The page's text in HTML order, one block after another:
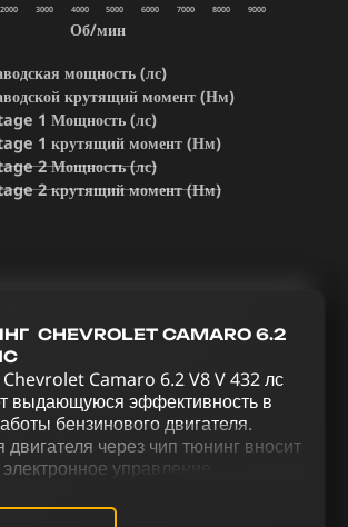
Об/мин
мощность (лс)
крутящий момент (Нм)
1 Мощность (лс)
1 крутящий момент (Нм)
2 Мощность (лс)
2 крутящий момент (Нм)
2000 3000 4000 5000 6000 7000 8000 9000
CHEVROLET CAMARO 6.2
Camaro 6.2 V8 V 432 лс
выдающуюся эффективность в
бензинового двигателя.
через чип тюнинг вносит
управление
6.2 V8 V 432 лс через чип